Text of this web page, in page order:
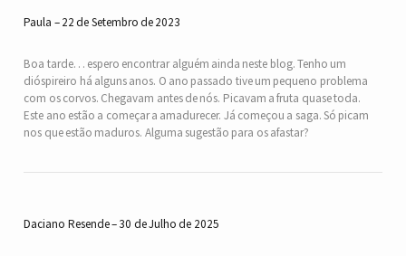
Paula 22 de Setembro de 2023
Boa tarde… espero encontrar alguém ainda neste blog. Tenho um
dióspireiro há alguns anos. O ano passado tive um pequeno problema
com os corvos. Chegavam antes de nós. Picavam a fruta quase toda.
Este ano estão a começar a amadurecer. Já começou a saga. Só picam
nos que estão maduros. Alguma sugestão para os afastar?
Daciano Resende 30 de Julho de 2025